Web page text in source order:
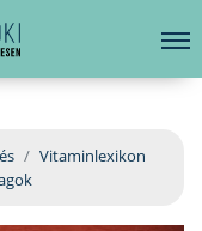
Vitaminlexikon